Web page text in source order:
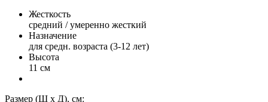
Жесткость
средний / умеренно жесткий
Назначение
для средн. возраста (3-12 лет)
Высота
11 см
Размер (Ш х Д), см: